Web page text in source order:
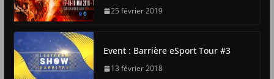
25 février 2019
Event : Barrière eSport Tour #3
13 février 2018